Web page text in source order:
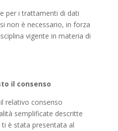
per i trattamenti di dati
non è necessario, in forza
vigente in materia di
il consenso
relativo consenso
semplificate descritte
ti è stata presentata al